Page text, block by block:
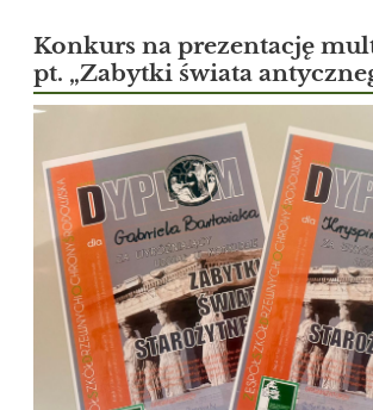
Konkurs na prezentację
pt. „Zabytki świata